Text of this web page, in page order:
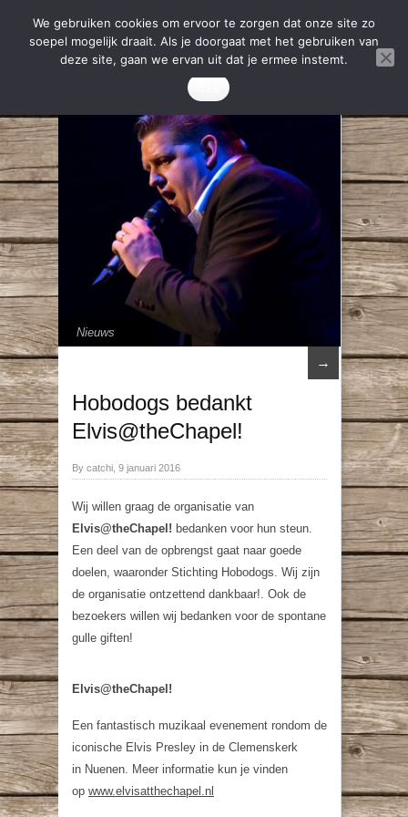
Nieuws
→
Hobodogs bedankt
Elvis@theChapel!
By catchi, 9 januari 2016
Wij willen graag de organisatie van
Elvis@theChapel! bedanken voor hun steun.
Een deel van de opbrengst gaat naar goede
doelen, waaronder Stichting Hobodogs. Wij zijn
de organisatie ontzettend dankbaar!. Ook de
bezoekers willen wij bedanken voor de spontane
gulle giften!
Elvis@theChapel!
Een fantastisch muzikaal evenement rondom de
iconische Elvis Presley in de Clemenskerk
in Nuenen. Meer informatie kun je vinden
op www.elvisatthechapel.nl
We gebruiken cookies om ervoor te zorgen dat onze site zo
soepel mogelijk draait. Als je doorgaat met het gebruiken van
deze site, gaan we ervan uit dat je ermee instemt.